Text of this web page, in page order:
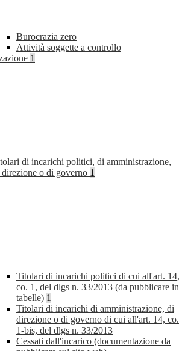
Burocrazia zero
Attività soggette a controllo
1
di incarichi politici, di amministrazione,
o di governo 1
Titolari di incarichi politici di cui all'art. 14,
co. 1, del dlgs n. 33/2013 (da pubblicare in
tabelle) 1
Titolari di incarichi di amministrazione, di
direzione o di governo di cui all'art. 14, co.
1-bis, del dlgs n. 33/2013
Cessati dall'incarico (documentazione da